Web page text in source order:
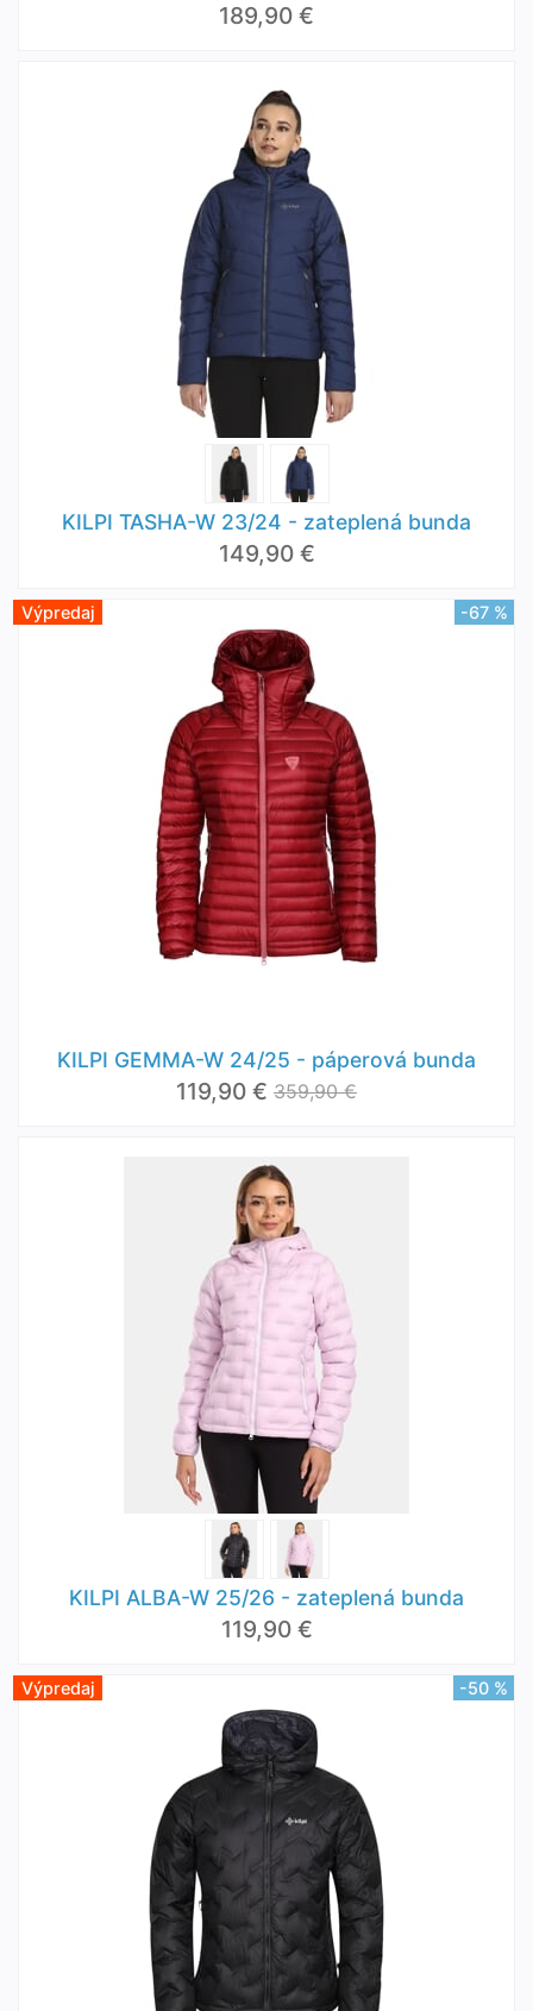
189,90 €
KILPI TASHA-W 23/24 - zateplená bunda
149,90 €
Výpredaj -67 %
KILPI GEMMA-W 24/25 - páperová bunda
119,90 € 359,90 €
KILPI ALBA-W 25/26 - zateplená bunda
119,90 €
Výpredaj -50 %